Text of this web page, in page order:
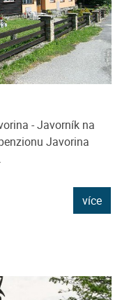
- Javorník na
Javorina
více